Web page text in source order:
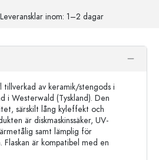
Leveransklar inom: 1–2 dagar
tillverkad av keramik/stengods i
i Westerwald (Tyskland). Den
särskilt lång kyleffekt och
är diskmaskinssäker, UV-
samt lämplig för
Flaskan är kompatibel med en